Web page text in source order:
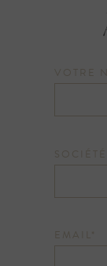
VOTRE
SOCIÉTÉ
EMAIL*